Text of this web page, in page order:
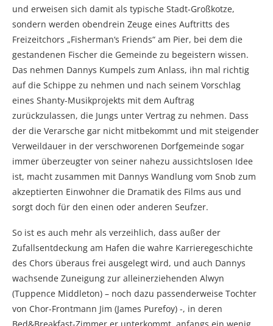
und erweisen sich damit als typische Stadt-Großkotze,
sondern werden obendrein Zeuge eines Auftritts des
Freizeitchors „Fisherman‘s Friends“ am Pier, bei dem die
gestandenen Fischer die Gemeinde zu begeistern wissen.
Das nehmen Dannys Kumpels zum Anlass, ihn mal richtig
auf die Schippe zu nehmen und nach seinem Vorschlag
eines Shanty-Musikprojekts mit dem Auftrag
zurückzulassen, die Jungs unter Vertrag zu nehmen. Dass
der die Verarsche gar nicht mitbekommt und mit steigender
Verweildauer in der verschworenen Dorfgemeinde sogar
immer überzeugter von seiner nahezu aussichtslosen Idee
ist, macht zusammen mit Dannys Wandlung vom Snob zum
akzeptierten Einwohner die Dramatik des Films aus und
sorgt doch für den einen oder anderen Seufzer.
So ist es auch mehr als verzeihlich, dass außer der
Zufallsentdeckung am Hafen die wahre Karrieregeschichte
des Chors überaus frei ausgelegt wird, und auch Dannys
wachsende Zuneigung zur alleinerziehenden Alwyn
(Tuppence Middleton) – noch dazu passenderweise Tochter
von Chor-Frontmann Jim (James Purefoy) -, in deren